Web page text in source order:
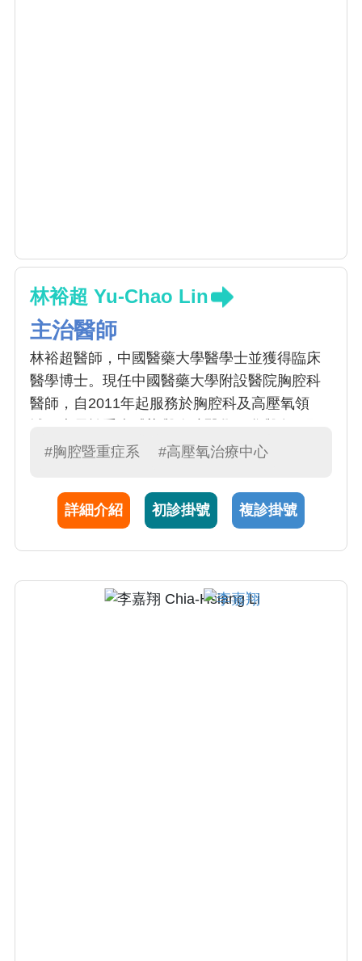
林裕超 Yu-Chao Lin
主治醫師
林裕超醫師，中國醫藥大學醫學士並獲得臨床
醫學博士。現任中國醫藥大學附設醫院胸腔科
醫師，自2011年起服務於胸腔科及高壓氧領
際期刊發表，致力於臨床與研究整合。
#胸腔暨重症系 #高壓氧治療中心
詳細介紹 初診掛號 複診掛號